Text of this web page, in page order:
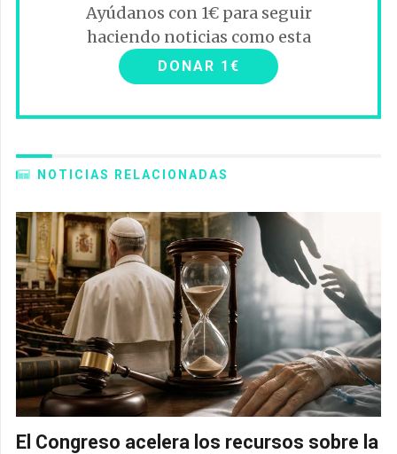
Ayúdanos con 1€ para seguir
haciendo noticias como esta
DONAR 1€
NOTICIAS RELACIONADAS
El Congreso acelera los recursos sobre la